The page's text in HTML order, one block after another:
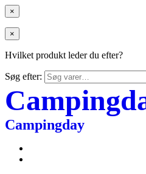
×
×
Hvilket produkt leder du efter?
Søg efter:
Campingday